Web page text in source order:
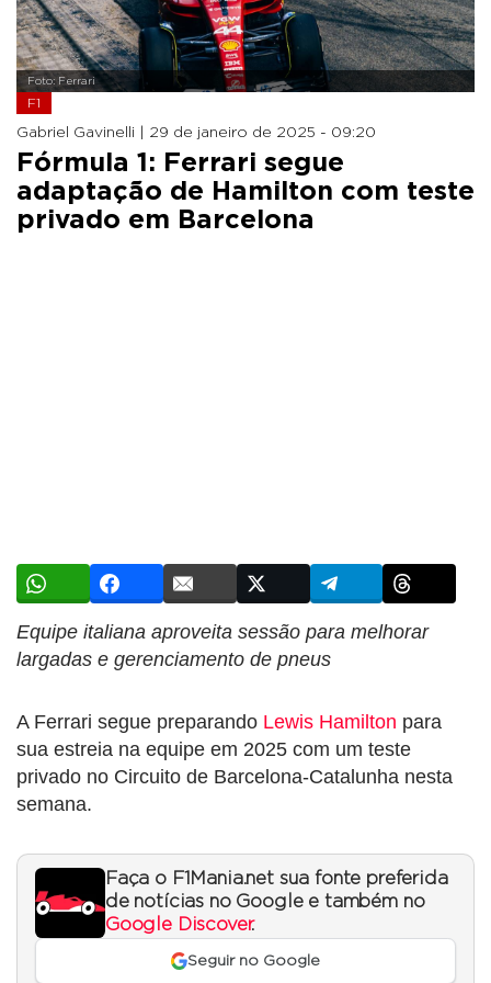
Foto: Ferrari
F1
Gabriel Gavinelli | 29 de janeiro de 2025 - 09:20
Fórmula 1: Ferrari segue
adaptação de Hamilton com teste
privado em Barcelona
Equipe italiana aproveita sessão para melhorar
largadas e gerenciamento de pneus
A Ferrari segue preparando Lewis Hamilton para
sua estreia na equipe em 2025 com um teste
privado no Circuito de Barcelona-Catalunha nesta
semana.
Faça o F1Mania.net sua fonte preferida
de notícias no Google e também no
Google Discover.
Seguir no Google